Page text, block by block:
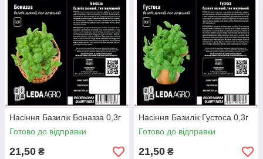
Насіння Базилік Боназза 0,3г
Готово до відправки
21,50 ₴
Насіння Базилік Густоса 0,3г
Готово до відправки
21,50 ₴